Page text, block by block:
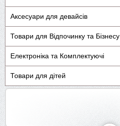
Аксесуари для девайсів
Товари для Відпочинку та Бізнесу
Електроніка та Комплектуючі
Товари для дітей